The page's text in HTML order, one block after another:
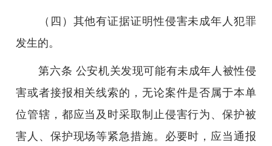
（四）其他有证据证明性侵害未成年人犯罪
发生的。
第六条 公安机关发现可能有未成年人被性侵
害或者接报相关线索的，无论案件是否属于本单
位管辖，都应当及时采取制止侵害行为、保护被
害人、保护现场等紧急措施。必要时，应当通报